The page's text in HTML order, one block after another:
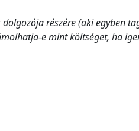
dolgozója részére (aki egyben
e mint költséget, ha